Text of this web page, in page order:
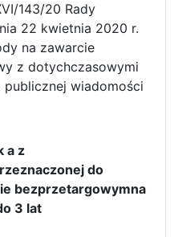
143/20 Rady
22 kwietnia 2020 r.
na zawarcie
z dotychczasowymi
wiadomości
a z
do
bezprzetargowymna
3 lat